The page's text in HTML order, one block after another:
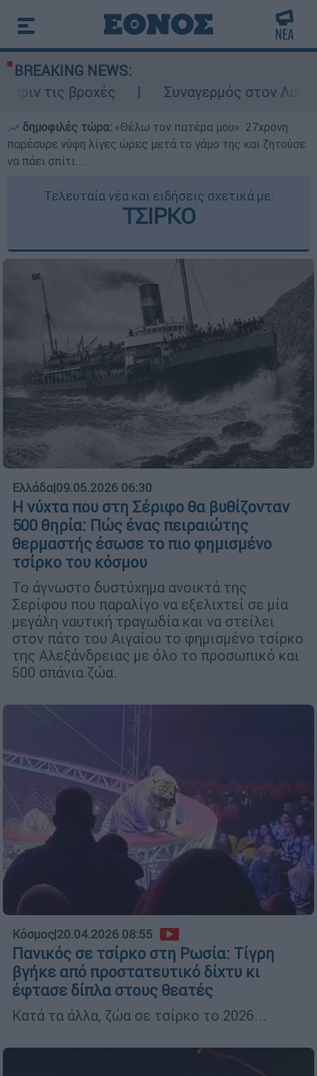
BREAKING NEWS:
βροχές
Συναγερμός στον Λυκαβηττό:
δημοφιλές τώρα: «Θέλω τον πατέρα μου»: 27χρονη
παρέσυρε νύφη λίγες ώρες μετά το γάμο της και ζητούσε
να πάει σπίτι...
Τελευταία νέα και ειδήσεις σχετικά με:
ΤΣΙΡΚΟ
Ελλάδα|09.05.2026 06:30
Η νύχτα που στη Σέριφο θα βυθίζονταν
500 θηρία: Πώς ένας πειραιώτης
θερμαστής έσωσε το πιο φημισμένο
τσίρκο του κόσμου
Το άγνωστο δυστύχημα ανοικτά της
Σερίφου που παραλίγο να εξελιχτεί σε μία
μεγάλη ναυτική τραγωδία και να στείλει
στον πάτο του Αιγαίου το φημισμένο τσίρκο
της Αλεξάνδρειας με όλο το προσωπικό και
500 σπάνια ζώα.
Κόσμος|20.04.2026 08:55
Πανικός σε τσίρκο στη Ρωσία: Τίγρη
βγήκε από προστατευτικό δίχτυ κι
έφτασε δίπλα στους θεατές
Κατά τα άλλα, ζώα σε τσίρκο το 2026...